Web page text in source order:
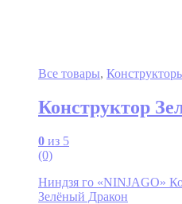
Все товары,
Конструктор
0 из 5
(0)
Ниндзя го «NINJAGO»
Зелёный Дракон